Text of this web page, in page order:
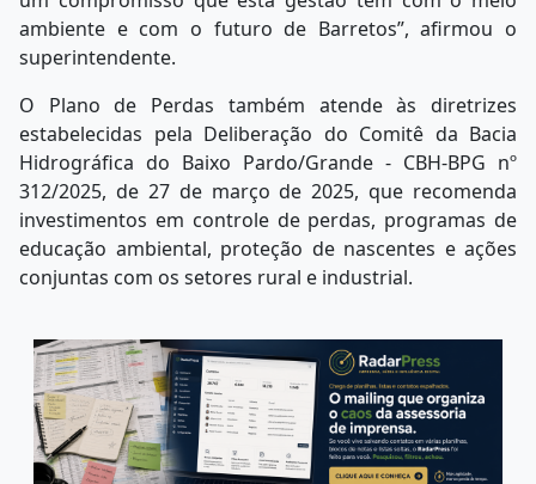
ambiente e com o futuro de Barretos”, afirmou o
superintendente.
O Plano de Perdas também atende às diretrizes
estabelecidas pela Deliberação do Comitê da Bacia
Hidrográfica do Baixo Pardo/Grande - CBH-BPG nº
312/2025, de 27 de março de 2025, que recomenda
investimentos em controle de perdas, programas de
educação ambiental, proteção de nascentes e ações
conjuntas com os setores rural e industrial.